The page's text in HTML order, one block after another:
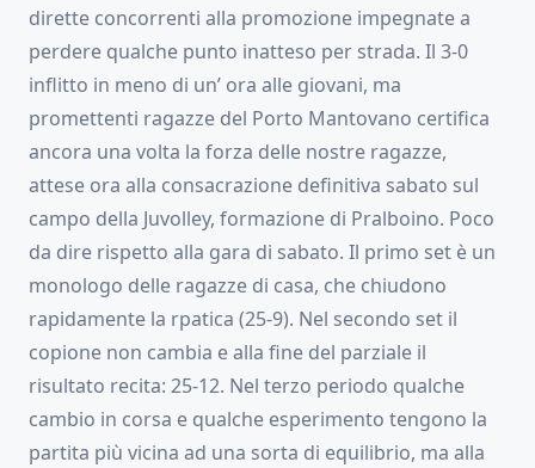
dirette concorrenti alla promozione impegnate a
perdere qualche punto inatteso per strada. Il 3-0
inflitto in meno di un’ ora alle giovani, ma
promettenti ragazze del Porto Mantovano certifica
ancora una volta la forza delle nostre ragazze,
attese ora alla consacrazione definitiva sabato sul
campo della Juvolley, formazione di Pralboino. Poco
da dire rispetto alla gara di sabato. Il primo set è un
monologo delle ragazze di casa, che chiudono
rapidamente la rpatica (25-9). Nel secondo set il
copione non cambia e alla fine del parziale il
risultato recita: 25-12. Nel terzo periodo qualche
cambio in corsa e qualche esperimento tengono la
partita più vicina ad una sorta di equilibrio, ma alla